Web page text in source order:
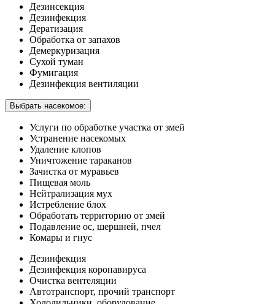
Дезинсекция
Дезинфекция
Дератизация
Обработка от запахов
Демеркуризация
Сухой туман
Фумигация
Дезинфекция вентиляции
Выбрать насекомое:
Услуги по обработке участка от змей
Устранение насекомых
Удаление клопов
Уничтожение тараканов
Зачистка от муравьев
Пищевая моль
Нейтрализация мух
Истребление блох
Обработать территорию от змей
Подавление ос, шершней, пчел
Комары и гнус
Дезинфекция
Дезинфекция коронавируса
Очистка вентеляции
Автотранспорт, прочий транспорт